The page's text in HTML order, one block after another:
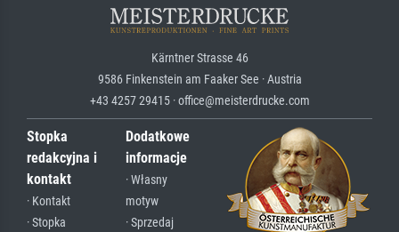
Kärntner Strasse 46
9586 Finkenstein am Faaker See · Austria
+43 4257 29415 · office@meisterdrucke.com
Stopka
redakcyjna i
kontakt
· Kontakt
· Stopka
Dodatkowe
informacje
· Własny
motyw
· Sprzedaj